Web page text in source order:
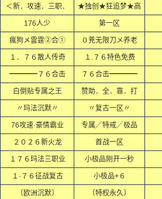
＜新．攻速．三职． ★独创★狂追梦★高
176人少 第一区
瘋狗メ雷霆②合① ０茺无限刀メ养老
１．７６散人传奇 １.７６特色免费
━━━━７６合击 ７６合击━━━━
白倒贴专属之王 赞助．全．靠．打
〃玛法沉默〃 〃复古一区〃
76攻速·豪情霸业 专属╱特戒╱极品
２０２６新火龙 首战一区
１７６玛法三职业 小极品刚开一秒
１·７６征战复古 小极品+６
〔欧洲沉默〕 〔特权永久〕